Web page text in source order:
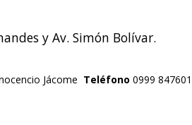
y Av. Simón Bolívar.
Jácome Teléfono 0999 847601